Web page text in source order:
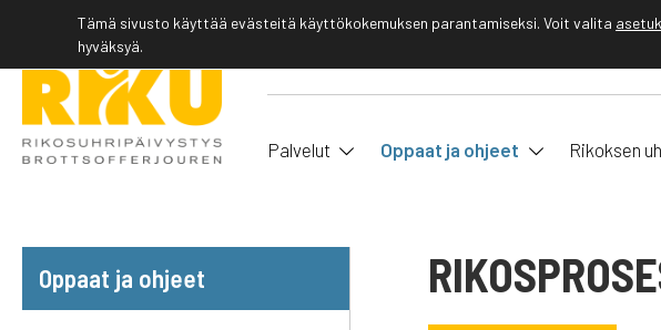
Palvelut Oppaat ja ohjeet Rikoksen
Oppaat ja ohjeet
Tämä sivusto käyttää evästeitä käyttökokemuksen parantamiseksi. Voit valita
hyväksyä.